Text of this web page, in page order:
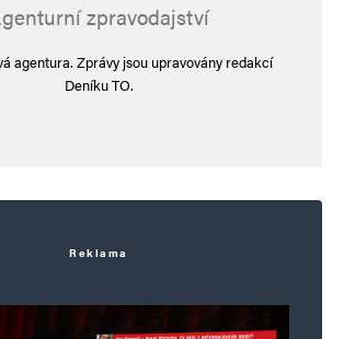
zpravodajství
agentura. Zprávy jsou upravovány redakcí
Deníku TO.
Reklama